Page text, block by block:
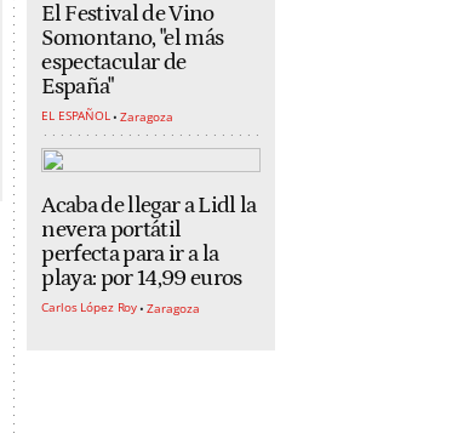
El Festival de Vino
Somontano, "el más
espectacular de
España"
EL ESPAÑOL Zaragoza
Acaba de llegar a Lidl la
nevera portátil
perfecta para ir a la
playa: por 14,99 euros
Carlos López Roy Zaragoza